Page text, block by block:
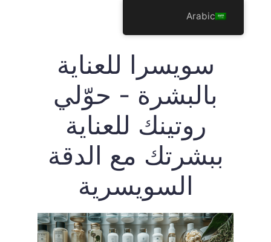
المحتوى
سويسرا للعناية
بالبشرة - حوّلي
روتينك للعناية
ببشرتك مع الدقة
السويسرية
Arabic